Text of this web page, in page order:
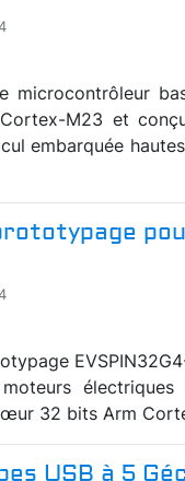
microcontrôleur
M23 et
embarquée
32 bits Arm
USB à 5